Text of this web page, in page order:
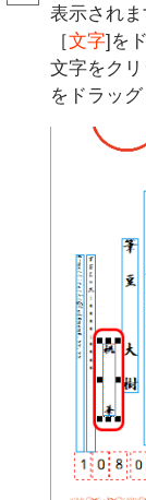
表示されま
［文字]を
文字をク
をドラッ